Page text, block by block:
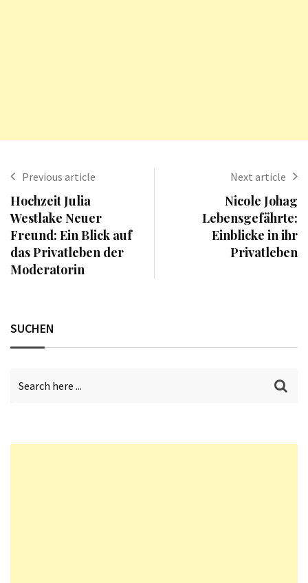
Previous article
Hochzeit Julia
Westlake Neuer
Freund: Ein Blick auf
das Privatleben der
Moderatorin
Next article
Nicole Johag
Lebensgefährte:
Einblicke in ihr
Privatleben
SUCHEN